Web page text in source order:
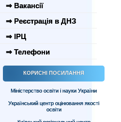
⇒ Вакансії
⇒ Реєстрація в ДНЗ
⇒ ІРЦ
⇒ Телефони
КОРИСНІ ПОСИЛАННЯ
Міністерство освіти і науки України
Український центр оцінювання якості
освіти